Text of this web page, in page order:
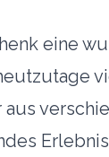
eine
aus